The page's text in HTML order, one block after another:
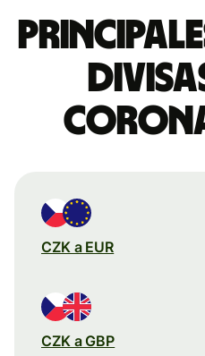
CZK a EUR
CZK a GBP